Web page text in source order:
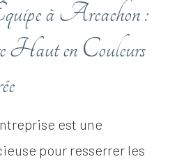
à Arcachon :
Haut en Couleurs
est une
pour resserrer les